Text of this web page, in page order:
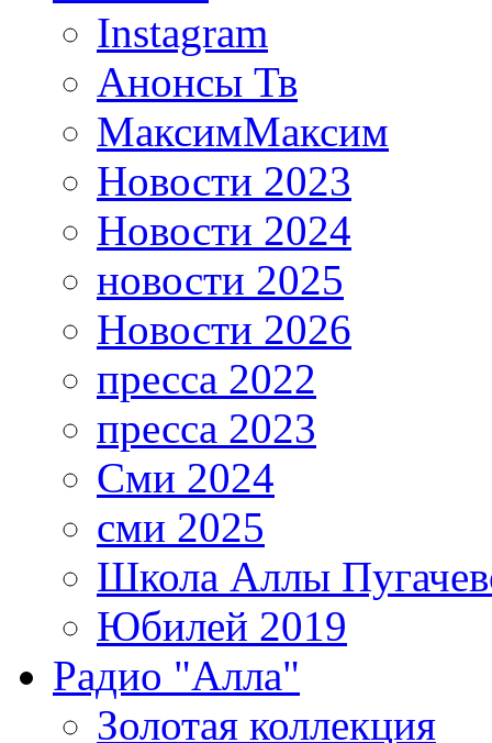
Instagram
Анонсы Тв
МаксимМаксим
Новости 2023
Новости 2024
новости 2025
Новости 2026
пресса 2022
пресса 2023
Сми 2024
сми 2025
Школа Аллы
Юбилей 2019
Радио "Алла"
Золотая коллекция